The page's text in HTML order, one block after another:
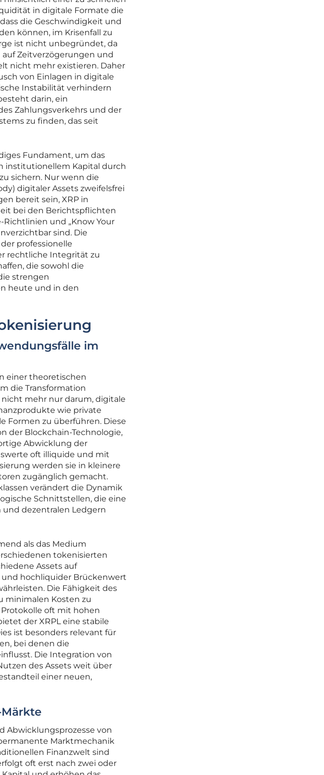
in digitale Formate die
die Geschwindigkeit und
können, im Krisenfall zu
ist nicht unbegründet, da
Zeitverzögerungen und
nicht mehr existieren. Daher
von Einlagen in digitale
Instabilität verhindern
darin, ein
Zahlungsverkehrs und der
zu finden, das seit
Fundament, um das
institutionellem Kapital durch
sichern. Nur wenn die
digitaler Assets zweifelsfrei
bereit sein, XRP in
bei den Berichtspflichten
und „Know Your
sind. Die
professionelle
rechtliche Integrität zu
die sowohl die
strengen
heute und in den
im
einer theoretischen
die Transformation
mehr nur darum, digitale
wie private
Formen zu überführen. Diese
der Blockchain-Technologie,
Abwicklung der
oft illiquide und mit
werden sie in kleinere
zugänglich gemacht.
verändert die Dynamik
Schnittstellen, die eine
dezentralen Ledgern
als das Medium
tokenisierten
Assets auf
hochliquider Brückenwert
Die Fähigkeit des
minimalen Kosten zu
Protokolle oft mit hohen
der XRPL eine stabile
ist besonders relevant für
bei denen die
Die Integration von
des Assets weit über
einer neuen,
Abwicklungsprozesse von
Marktmechanik
Finanzwelt sind
oft erst nach zwei oder